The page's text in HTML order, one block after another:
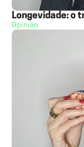
Opinião
Longevidade: o